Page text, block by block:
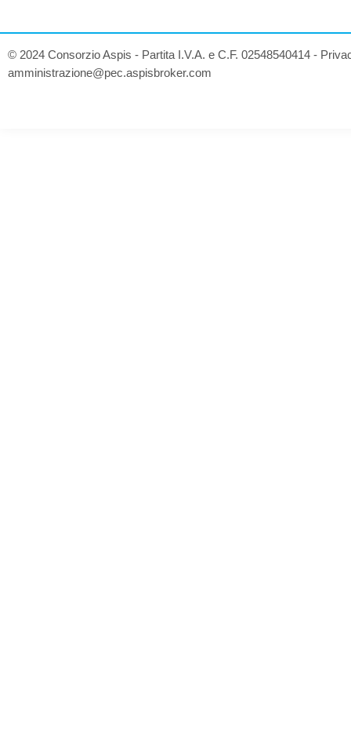
© 2024 Consorzio Aspis - Partita I.V.A. e C.F. 02548540414 -
amministrazione@pec.aspisbroker.com